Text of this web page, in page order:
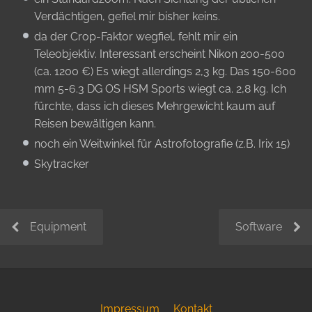
Verdächtigen, gefiel mir bisher keins.
da der Crop-Faktor wegfiel, fehlt mir ein
Teleobjektiv. Interessant erscheint Nikon 200-500
(ca. 1200 €) Es wiegt allerdings 2,3 kg. Das 150-600
mm 5-6.3 DG OS HSM Sports wiegt ca. 2,8 kg. Ich
fürchte, dass ich dieses Mehrgewicht kaum auf
Reisen bewältigen kann.
noch ein Weitwinkel für Astrofotografie (z.B. Irix 15)
Skytracker
Equipment Software
Impressum Kontakt